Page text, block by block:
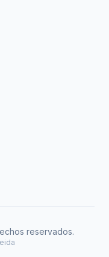
reservados.